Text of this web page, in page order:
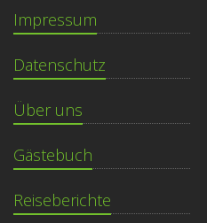
Impressum
Datenschutz
Über uns
Gästebuch
Reiseberichte